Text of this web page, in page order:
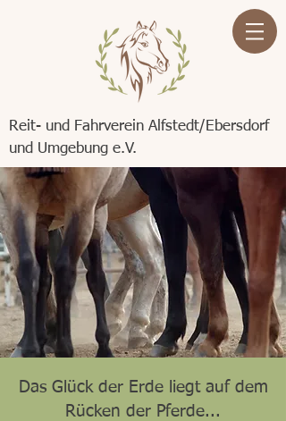
Reit- und Fahrverein Alfstedt/Ebersdorf
und Umgebung e.V.
Das Glück der Erde liegt auf dem
Rücken der Pferde...